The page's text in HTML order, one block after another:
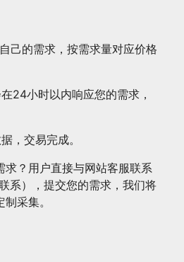
己的需求，按需求量对应价格
24小时以内响应您的需求，
，交易完成。
求？用户直接与网站客服联系
系），提交您的需求，我们将
采集。